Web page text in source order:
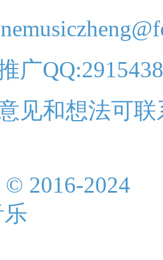
广
见和想法可
2016-2024
乐